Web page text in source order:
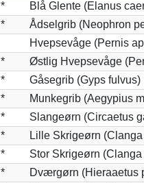
*
Blå Glente (Elanus
*
Ådselgrib (Neophron
Hvepsevåge (Pernis
*
Østlig Hvepsevåge
*
Gåsegrib (Gyps fulvus)
*
Munkegrib (Aegypius
*
Slangeørn (Circaetus
*
Lille Skrigeørn
*
Stor Skrigeørn
*
Dværgørn (Hieraaetus